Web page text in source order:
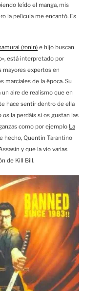
leído el manga, mis
la película me encantó. Es
(ronin) e hijo buscan
está interpretado por
mayores expertos en
marciales de la época. Su
aire de realismo que en
hace sentir dentro de ella
la perdáis si os gustan las
como por ejemplo La
hecho, Quentin Tarantino
y que la vio varias
de Kill Bill.